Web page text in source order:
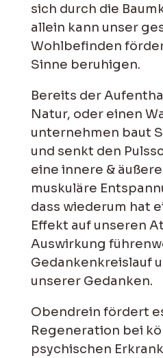
sich durch die
allein kann unser
Wohlbefinden
Sinne beruhigen.
Bereits der
Natur, oder einen
unternehmen baut
und senkt den
eine innere &
muskuläre
dass wiederum hat
Effekt auf unseren
Auswirkung
Gedankenkreislauf
unserer Gedanken.
Obendrein fördert
Regeneration bei
psychischen